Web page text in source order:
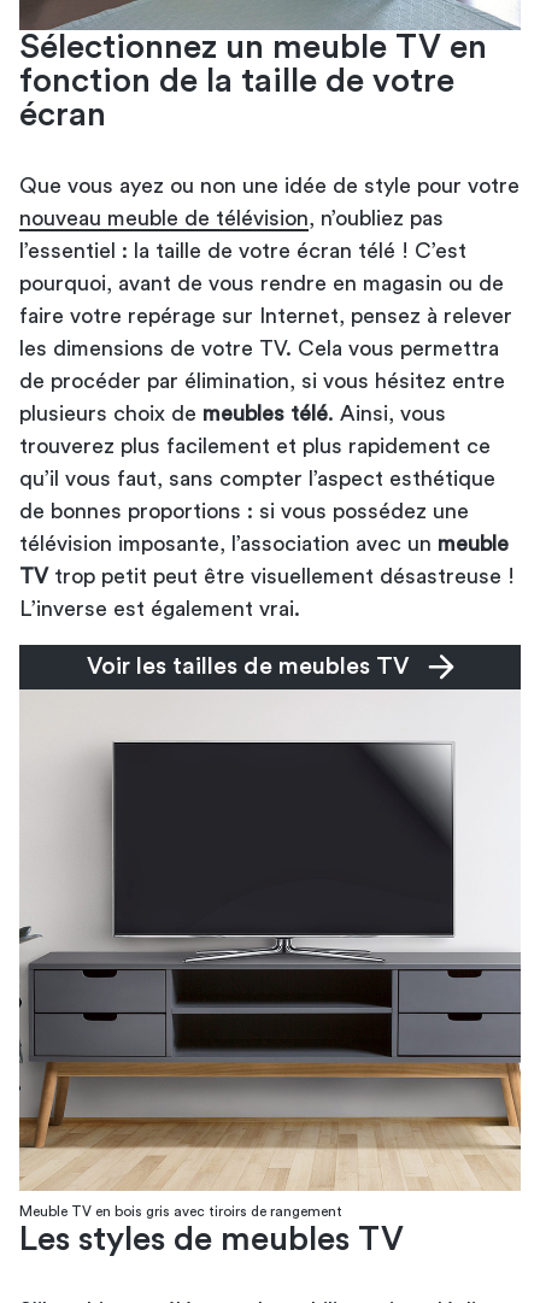
Meuble TV en bois gris avec tiroirs de rangement
Sélectionnez un meuble TV en
fonction de la taille de votre
écran
Que vous ayez ou non une idée de style pour votre
nouveau meuble de télévision , n’oubliez pas
l’essentiel : la taille de votre écran télé ! C’est
pourquoi, avant de vous rendre en magasin ou de
faire votre repérage sur Internet, pensez à relever
les dimensions de votre TV. Cela vous permettra
de procéder par élimination, si vous hésitez entre
plusieurs choix de meubles télé. Ainsi, vous
trouverez plus facilement et plus rapidement ce
qu’il vous faut, sans compter l’aspect esthétique
de bonnes proportions : si vous possédez une
télévision imposante, l’association avec un meuble
TV trop petit peut être visuellement désastreuse !
L’inverse est également vrai.
Voir les tailles de meubles TV
Les styles de meubles TV